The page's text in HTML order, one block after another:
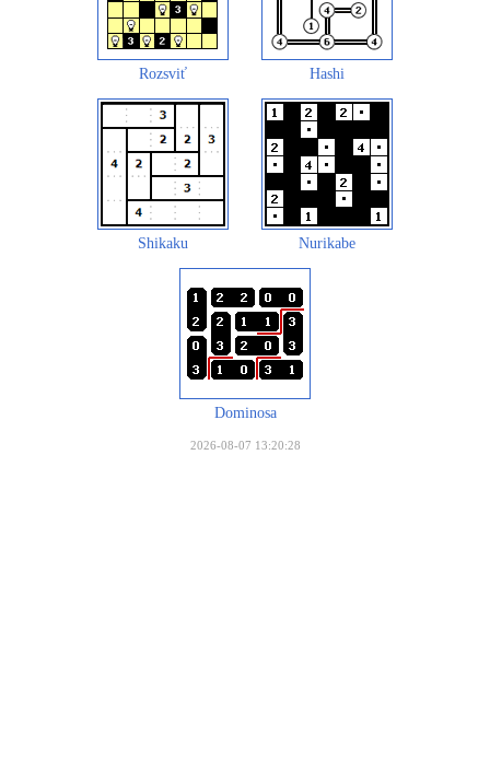
Rozsviť Hashi
Shikaku Nurikabe
Dominosa
2026-08-07 13:20:28